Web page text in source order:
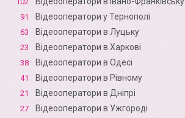
91 Відеооператори у Тернополі
63 Відеооператори в Луцьку
23 Відеооператори в Харкові
38 Відеооператори в Одесі
41 Відеооператори в Рівному
21 Відеооператори в Дніпрі
27 Відеооператори в Ужгороді